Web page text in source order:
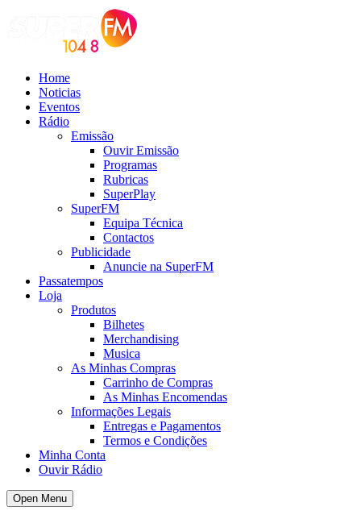
Home
Noticias
Eventos
Rádio
Emissão
Ouvir Emissão
Programas
Rubricas
SuperPlay
SuperFM
Equipa Técnica
Contactos
Publicidade
Anuncie na SuperFM
Passatempos
Loja
Produtos
Bilhetes
Merchandising
Musica
As Minhas Compras
Carrinho de Compras
As Minhas Encomendas
Informações Legais
Entregas e Pagamentos
Termos e Condições
Minha Conta
Ouvir Rádio
Open Menu